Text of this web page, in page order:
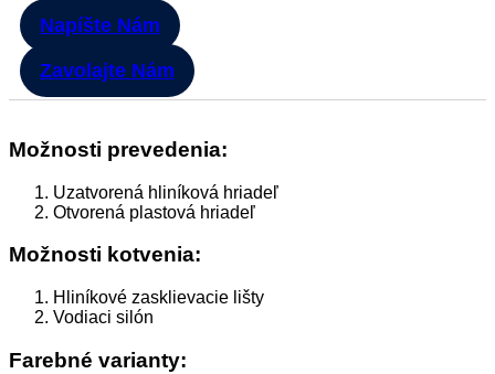
Napíšte Nám
Zavolajte Nám
Možnosti prevedenia:
Uzatvorená hliníková hriadeľ
Otvorená plastová hriadeľ
Možnosti kotvenia:
Hliníkové zasklievacie lišty
Vodiaci silón
Farebné varianty: